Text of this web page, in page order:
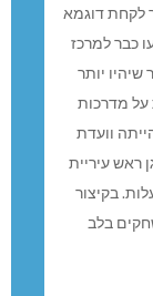
לקחת דוגמא
כבר למרכז
יותר
על מדרכות
וועדת
ראש עיריית
בקיצור
בלב